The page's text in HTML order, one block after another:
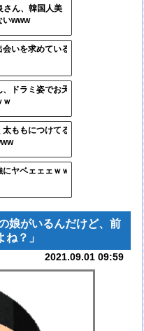
さん、韓国人美
いwww
会いを求めている
、ドラミ姿でお天
ｗ
太ももにつけてる
ヤベェェェｗｗ
娘がいるんだけど、前
？」
2021.09.01 09:59